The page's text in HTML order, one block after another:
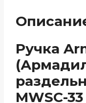
тисненый
Ручка
MWSC-